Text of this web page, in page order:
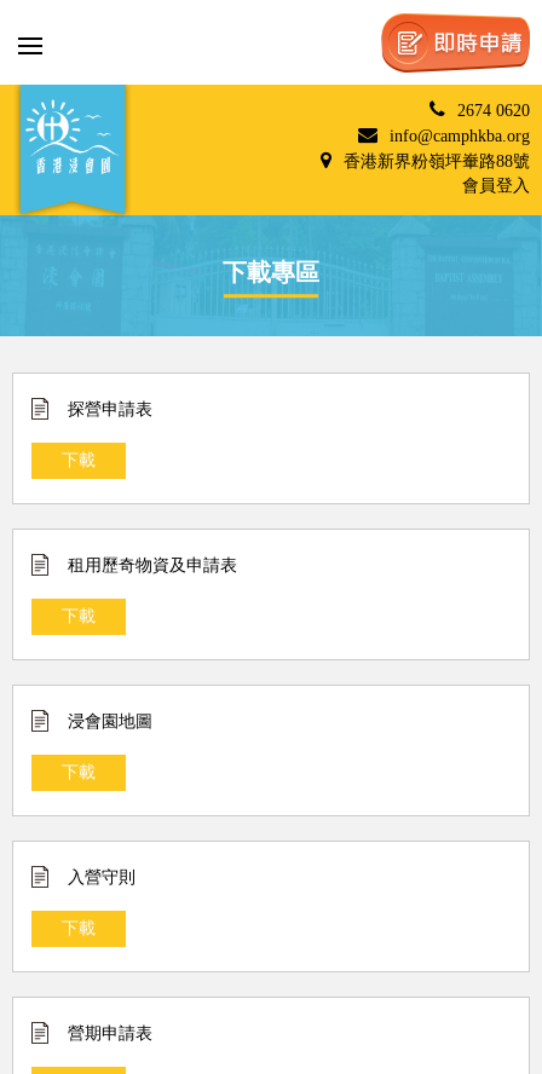
2674 0620
info@camphkba.org
香港新界粉嶺坪輋路88號
會員登入
下載專區
探營申請表
下載
租用歷奇物資及申請表
下載
浸會園地圖
下載
入營守則
下載
營期申請表